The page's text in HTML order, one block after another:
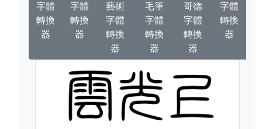
字體
轉換
器
字體
轉換
器
藝術
字體
轉換
器
毛筆
字體
轉換
器
哥德
字體
轉換
器
字體
轉換
器